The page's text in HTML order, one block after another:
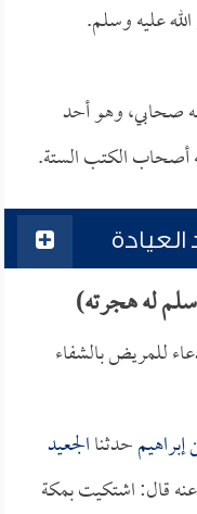
عليه وسلم.
صحابي، وهو أحد
أصحاب الكتب الستة.
له هجرته)
للمريض بالشفاء
حدثناالجعيد
قال: اشتكيت بمكة